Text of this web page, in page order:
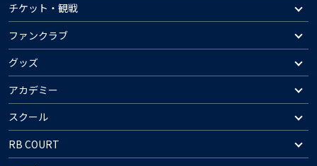
チケット・観戦
ファンクラブ
グッズ
アカデミー
スクール
RB COURT